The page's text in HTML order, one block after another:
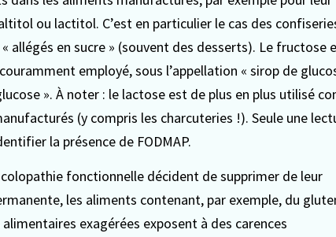
ou lactitol. C’est en particulier le cas des
allégés en sucre » (souvent des desserts). Le fructose
employé, sous l’appellation « sirop de
». À noter : le lactose est de plus en plus utilisé
(y compris les charcuteries !). Seule une
la présence de FODMAP.
fonctionnelle décident de supprimer de leur
les aliments contenant, par exemple, du
exagérées exposent à des carences